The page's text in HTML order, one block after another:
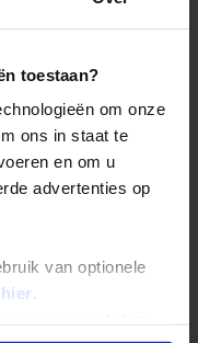
toestaan?
om onze
ons in staat te
en om u
advertenties op
van optionele
hier .